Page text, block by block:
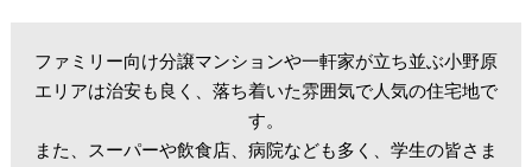
ファミリー向け分譲マンションや一軒家が立ち並ぶ小野原
エリアは治安も良く、落ち着いた雰囲気で人気の住宅地で
す。
また、スーパーや飲食店、病院なども多く、学生の皆さま